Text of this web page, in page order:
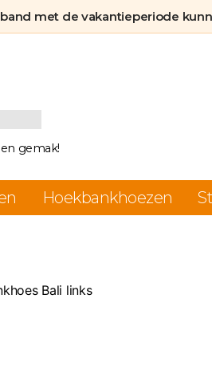
met de vakantieperiode
gemak!
Hoekbankhoezen
Bali links